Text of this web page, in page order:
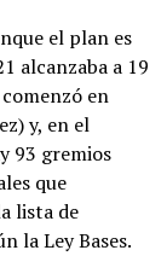
el plan es
alcanzaba a 19
en
y, en el
93 gremios
que
lista de
la Ley Bases.